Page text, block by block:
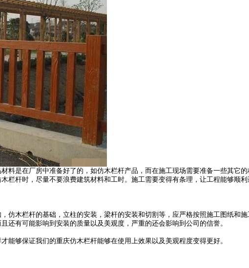
料是在厂房中准备好了的，如仿木栏杆产品，而在施工现场需要准备一些其它
栏杆时，尽量不要浪费建筑材料和工时。施工需要变得有条理，让工程能够顺利
仿木栏杆的基础，立柱的安装，梁杆的安装和切割等，应严格按照施工图纸和
还有可能影响到安装的质量以及美观度，严重的还会影响到公司的信誉。
能够保证我们的重庆仿木栏杆能够在使用上效果以及美观程度变得更好。